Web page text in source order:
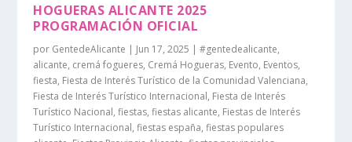
HOGUERAS ALICANTE 2025
PROGRAMACIÓN OFICIAL
por GentedeAlicante | Jun 17, 2025 |#gentedealicante,
alicante, cremá fogueres, Cremá Hogueras, Evento, Eventos,
fiesta, Fiesta de Interés Turístico de la Comunidad Valenciana,
Fiesta de Interés Turístico Internacional, Fiesta de Interés
Turístico Nacional,fiestas,fiestas alicante, Fiestas de Interés
Turístico Internacional,fiestas españa,fiestas populares